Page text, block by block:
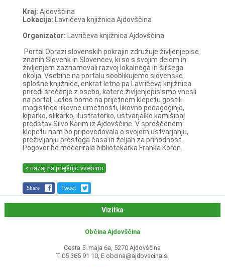
Kraj: Ajdovščina
Lokacija: Lavričeva knjižnica Ajdovščina
Organizator: Lavričeva knjižnica Ajdovščina
Portal Obrazi slovenskih pokrajin združuje življenjepise
znanih Slovenk in Slovencev, ki so s svojim delom in
življenjem zaznamovali razvoj lokalnega in širšega
okolja. Vsebine na portalu sooblikujemo slovenske
splošne knjižnice, enkrat letno pa Lavričeva knjižnica
priredi srečanje z osebo, katere življenjepis smo vnesli
na portal. Letos bomo na prijetnem klepetu gostili
magistrico likovne umetnosti, likovno pedagoginjo,
kiparko, slikarko, ilustratorko, ustvarjalko kamišibaj
predstav Silvo Karim iz Ajdovščine. V sproščenem
klepetu nam bo pripovedovala o svojem ustvarjanju,
preživljanju prostega časa in željah za prihodnost.
Pogovor bo moderirala bibliotekarka Franka Koren.
< nazaj na prejšnjo vsebino
Share Tweet
Vizitka
Občina Ajdovščina
Cesta 5. maja 6a, 5270 Ajdovščina
T 05 365 91 10, E obcina@ajdovscina.si